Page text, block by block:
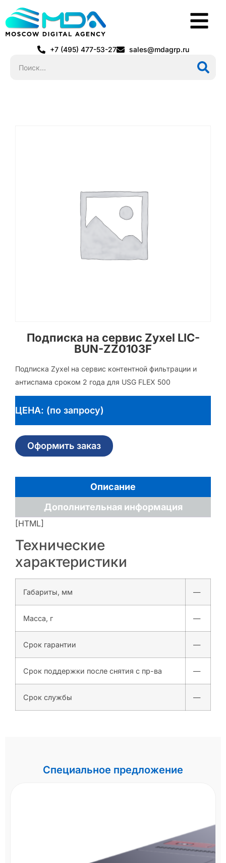
+7 (495) 477-53-27 sales@mdagrp.ru
Подписка на сервис Zyxel LIC-
BUN-ZZ0103F
Подписка Zyxel на сервис контентной фильтрации и
антиспама сроком 2 года для USG FLEX 500
ЦЕНА: (по запросу)
Оформить заказ
Описание
Дополнительная информация
[HTML]
Технические
характеристики
Габариты, мм —
Масса, г —
Срок гарантии —
Срок поддержки после снятия с пр-ва —
Срок службы —
Специальное предложение